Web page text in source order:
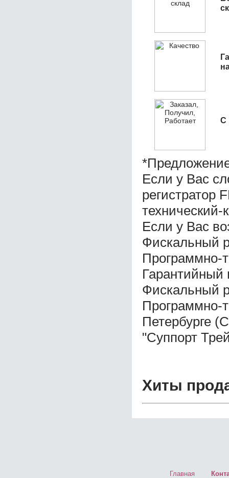
С
Если у Вас
регистратор
Если у Вас
Фискальный
Программно-
Гарантийный
Фискальный
Программно-
Петербурге
"Суппорт
Хиты
Главная